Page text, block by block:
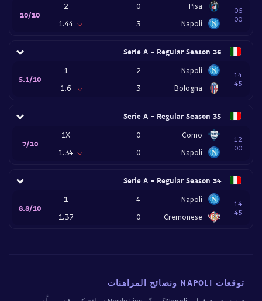
06
00
Pisa
Napoli
0
3
2
1.44
10/10
Serie A - Regular Season 36
14
45
Napoli
Bologna
2
3
1
1.6
5.1/10
Serie A - Regular Season 35
12
00
Como
Napoli
0
0
1X
1.34
7/10
Serie A - Regular Season 34
14
45
Napoli
Cremonese
4
0
1
1.37
8.8/10
توقعات NAPOLI ونصائح المراهنات